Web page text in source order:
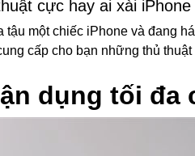
cực hay ai xài iPhone
tậu một chiếc iPhone và đang
cấp cho bạn những thủ
dụng tối đa